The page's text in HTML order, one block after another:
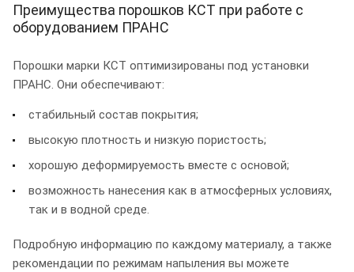
Преимущества порошков КСТ при работе с
оборудованием ПРАНС
Порошки марки КСТ оптимизированы под установки
ПРАНС. Они обеспечивают:
стабильный состав покрытия;
высокую плотность и низкую пористость;
хорошую деформируемость вместе с основой;
возможность нанесения как в атмосферных условиях,
так и в водной среде.
Подробную информацию по каждому материалу, а также
рекомендации по режимам напыления вы можете